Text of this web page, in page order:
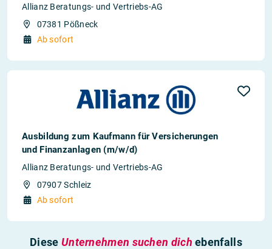
Allianz Beratungs- und Vertriebs-AG
07381 Pößneck
Ab sofort
Ausbildung zum Kaufmann für Versicherungen
und Finanzanlagen (m/w/d)
Allianz Beratungs- und Vertriebs-AG
07907 Schleiz
Ab sofort
Diese Unternehmen suchen dich ebenfalls